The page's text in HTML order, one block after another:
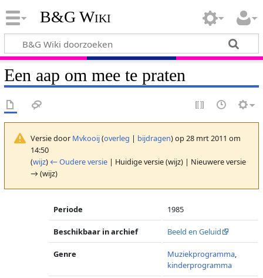
B&G Wiki
Een aap om mee te praten
Versie door Mvkooij(overleg | bijdragen)op 28 mrt 2011 om
14:50
(wijz) ← Oudere versie| Huidige versie (wijz) | Nieuwere versie
→ (wijz)
Periode 1985
Beschikbaar in archief Beeld en Geluid
Genre Muziekprogramma,
kinderprogramma